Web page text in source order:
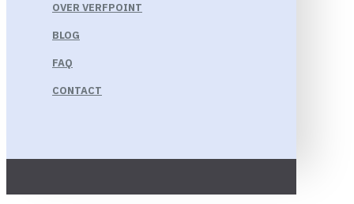
OVER VERFPOINT
BLOG
FAQ
CONTACT